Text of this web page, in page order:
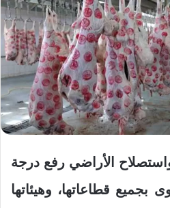
الأراضي رفع درجة
بجميع قطاعاتها، وهيئاتها